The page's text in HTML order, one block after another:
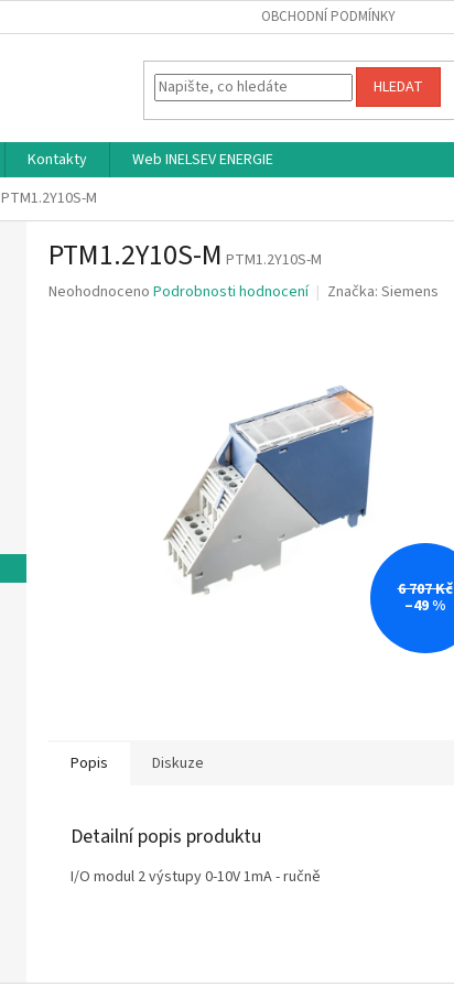
OBCHODNÍ PODMÍNKY
HLEDAT
Kontakty
Web INELSEV ENERGIE
PTM1.2Y10S-M
PTM1.2Y10S-M PTM1.2Y10S-M
Průměrné
Neohodnoceno Podrobnosti hodnocení Značka: Siemens
6 707 Kč
–49 %
Popis Diskuze
Detailní popis produktu
I/O modul 2 výstupy 0-10V 1mA - ručně